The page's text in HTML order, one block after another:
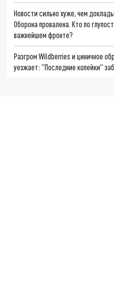
Новости сильно хуже, чем
Оборона провалена. Кто по
важнейшем фронте?
Разгром Wildberries и циничное
уезжает: "Последние копейки"